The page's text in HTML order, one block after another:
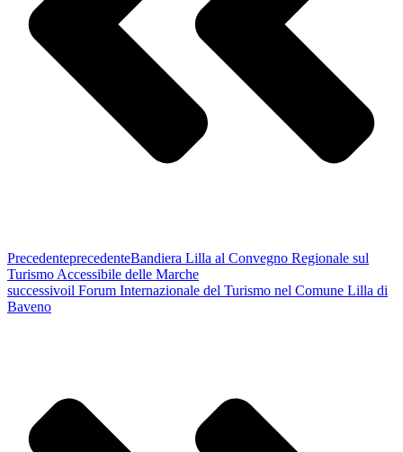
PrecedenteprecedenteBandiera Lilla al Convegno Regionale sul
Turismo Accessibile delle Marche
successivoil Forum Internazionale del Turismo nel Comune Lilla di
Baveno